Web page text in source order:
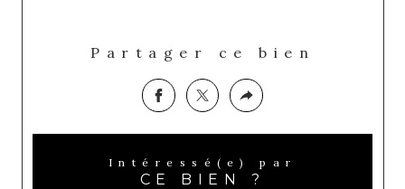
Partager ce bien
Intéressé(e) par
CE BIEN ?